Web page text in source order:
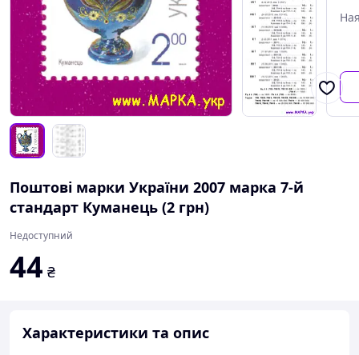
Поштові марки України 2007 марка 7-й
стандарт Куманець (2 грн)
Недоступний
44 ₴
Характеристики та опис